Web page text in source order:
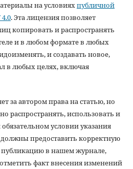
на условияхпубличной
4.0. Эта лицензия позволяет
копировать и распространять
и в любом формате в любых
и создавать новое,
в любых целях, включая
за автором права на статью, но
распространять, использовать и
условии указания
должны предоставить корректную
в нашем журнале,
факт внесения изменений